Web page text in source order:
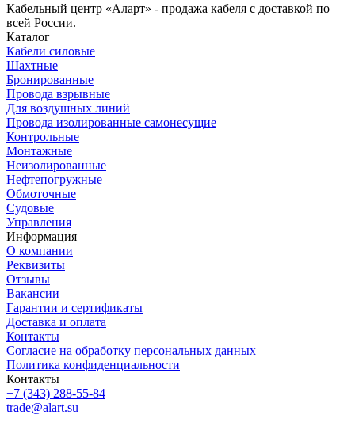
Кабельный центр «Аларт» - продажа кабеля с доставкой по
всей России.
Каталог
Кабели силовые
Шахтные
Бронированные
Провода взрывные
Для воздушных линий
Провода изолированные самонесущие
Контрольные
Монтажные
Неизолированные
Нефтепогружные
Обмоточные
Судовые
Управления
Информация
О компании
Реквизиты
Отзывы
Вакансии
Гарантии и сертификаты
Доставка и оплата
Контакты
Согласие на обработку персональных данных
Политика конфиденциальности
Контакты
+7 (343) 288-55-84
trade@alart.su